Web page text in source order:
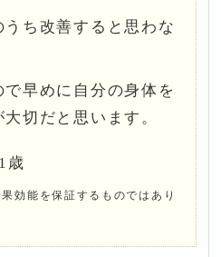
ち改善すると思わな
早めに自分の身体を
切だと思います。
歳
効能を保証するものではあり